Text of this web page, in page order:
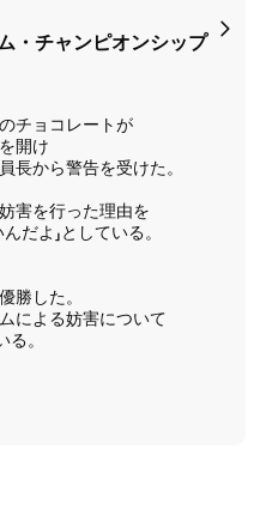
・チャンピオンシップ
チョコレートが
開け
長から警告を受けた。
害を行った理由を
だよ」としている。
勝した。
による妨害について
。